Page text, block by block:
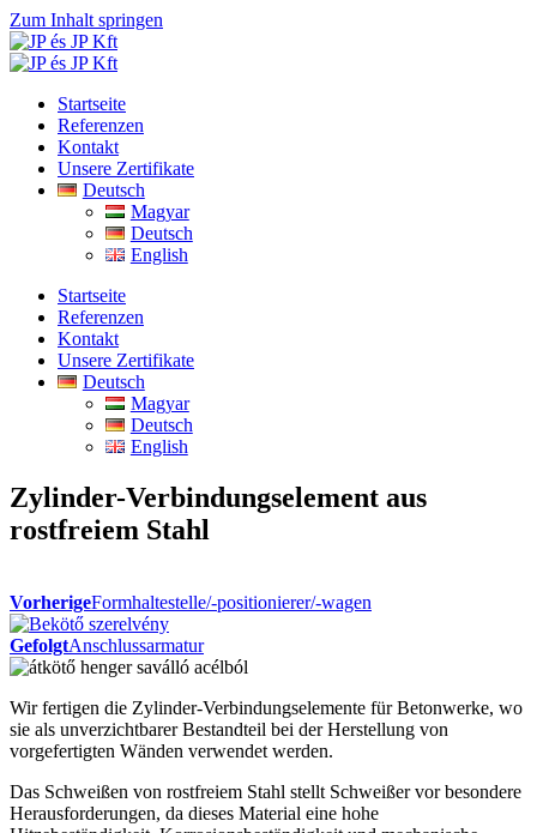
Zum Inhalt springen
Startseite
Referenzen
Kontakt
Unsere Zertifikate
Deutsch
Magyar
Deutsch
English
Startseite
Referenzen
Kontakt
Unsere Zertifikate
Deutsch
Magyar
Deutsch
English
Zylinder-Verbindungselement aus
rostfreiem Stahl
VorherigeFormhaltestelle/-positionierer/-wagen​
GefolgtAnschlussarmatur
Wir fertigen die Zylinder-Verbindungselemente für Betonwerke, wo
sie als unverzichtbarer Bestandteil bei der Herstellung von
vorgefertigten Wänden verwendet werden.
Das Schweißen von rostfreiem Stahl stellt Schweißer vor besondere
Herausforderungen, da dieses Material eine hohe